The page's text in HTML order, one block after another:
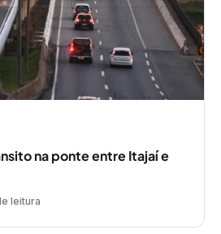
na ponte entre Itajaí e
leitura